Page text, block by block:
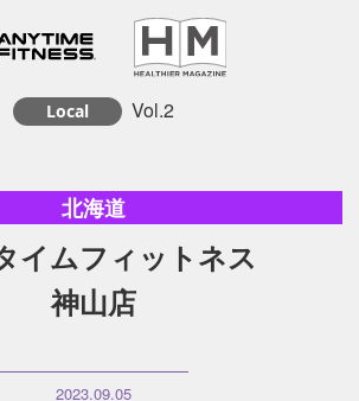
Local Vol.2
北海道
イムフィットネス
神山店
2023.09.05